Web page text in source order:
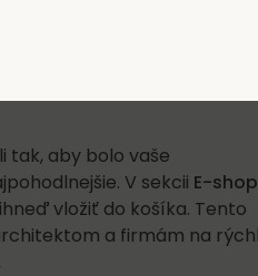
tak, aby bolo vaše
V sekcii E-shop
vložiť do košíka. Tento
a firmám na